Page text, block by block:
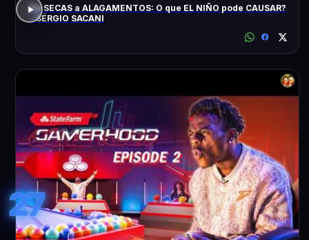
De SECAS a ALAGAMENTOS: O que EL NIÑO pode CAUSAR?
- SÉRGIO SACANI
27